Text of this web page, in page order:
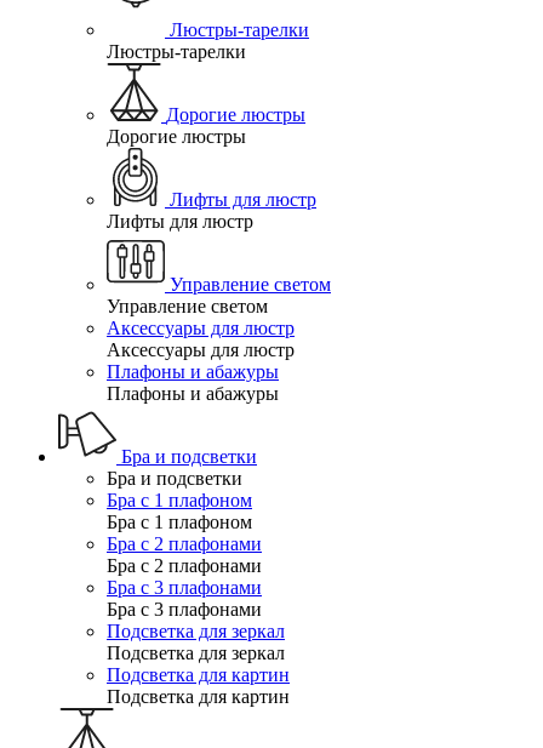
Люстры-тарелки
Люстры-тарелки
Дорогие люстры
Дорогие люстры
Лифты для люстр
Лифты для люстр
Управление светом
Управление светом
Аксессуары для люстр
Аксессуары для люстр
Плафоны и абажуры
Плафоны и абажуры
Бра и подсветки
Бра и подсветки
Бра с 1 плафоном
Бра с 1 плафоном
Бра с 2 плафонами
Бра с 2 плафонами
Бра с 3 плафонами
Бра с 3 плафонами
Подсветка для зеркал
Подсветка для зеркал
Подсветка для картин
Подсветка для картин